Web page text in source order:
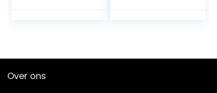
ontvangst
Over ons